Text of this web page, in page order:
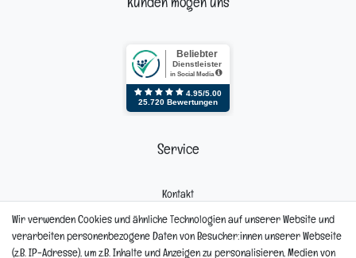
Kunden mögen uns
Service
Kontakt
Wir verwenden Cookies und ähnliche Technologien auf unserer Website und
verarbeiten personenbezogene Daten von Besucher:innen unserer Webseite
(z.B. IP-Adresse), um z.B. Inhalte und Anzeigen zu personalisieren, Medien von